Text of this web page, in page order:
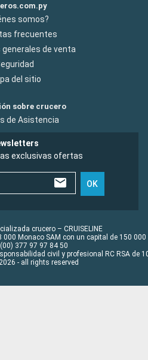
somos?
frecuentes
generales de venta
del sitio
sobre crucero
de Asistencia
exclusivas ofertas
OK
crucero – CRUISELINE
Monaco SAM con un capital de 150 000
377 97 97 84 50
civil y profesional RC RSA de
- all rights reserved